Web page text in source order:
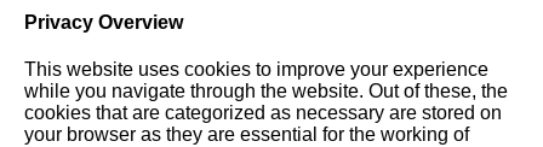
Privacy Overview
This website uses cookies to improve your experience
while you navigate through the website. Out of these, the
cookies that are categorized as necessary are stored on
your browser as they are essential for the working of